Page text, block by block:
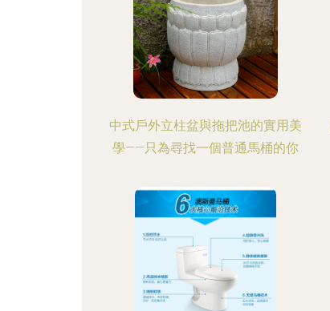
中式戶外立柱盆與拖把池的實用美
學——只為尋找一個普通馬桶的你